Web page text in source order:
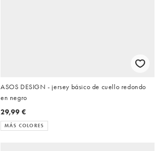
ASOS DESIGN - jersey básico de cuello redondo
en negro
29,99 €
MÁS COLORES